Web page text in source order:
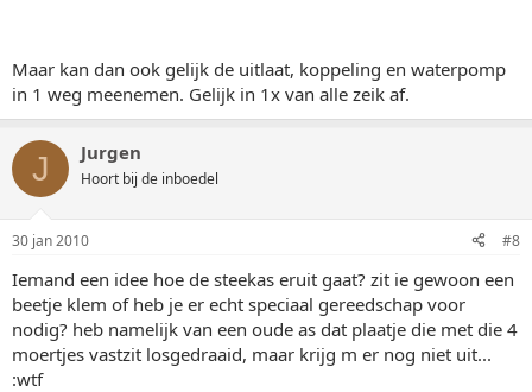
Maar kan dan ook gelijk de uitlaat, koppeling en waterpomp
in 1 weg meenemen. Gelijk in 1x van alle zeik af.
J Jurgen
Hoort bij de inboedel
30 jan 2010 #8
Iemand een idee hoe de steekas eruit gaat? zit ie gewoon een
beetje klem of heb je er echt speciaal gereedschap voor
nodig? heb namelijk van een oude as dat plaatje die met die 4
moertjes vastzit losgedraaid, maar krijg m er nog niet uit...
:wtf